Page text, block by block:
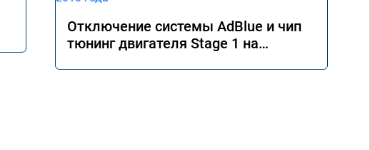
Отключение системы AdBlue и чип
тюнинг двигателя Stage 1 на